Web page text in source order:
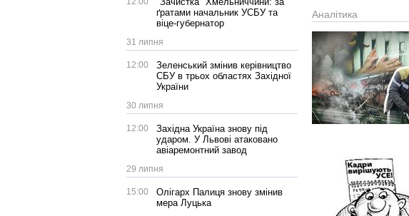
ґратами начальник УСБУ та
віце-губернатор
31 липня
12:00
Зеленський змінив керівництво
СБУ в трьох областях Західної
України
30 липня
12:00
Західна Україна знову під
ударом. У Львові атаковано
авіаремонтний завод
29 липня
15:00
Олігарх Палиця знову змінив
мера Луцька
Аналітика